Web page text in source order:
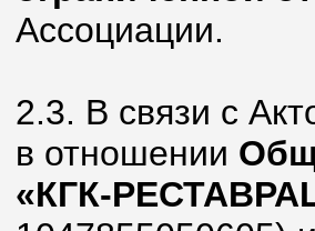
Ассоциации.
2.3. В связи с
в отношении
«КГК-